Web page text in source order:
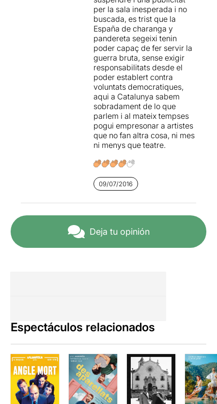
per la sala inesperada i no
buscada, es trist que la
España de charanga y
pandereta segeixi tenin
poder capaç de fer servir la
guerra bruta, sense exigir
responsabilitats desde el
poder establert contra
voluntats democratiques,
aqui a Catalunya sabem
sobradament de lo que
parlem i al mateix tempses
pogui empresonar a artistes
que no fan altra cosa, ni mes
ni menys que teatre.
09/07/2016
Deja tu opinión
Espectáculos relacionados